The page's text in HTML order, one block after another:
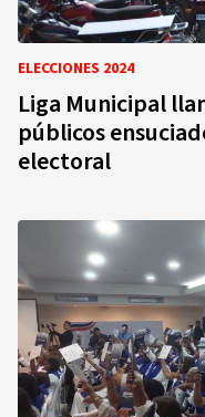
ELECCIONES 2024
Liga Municipal
públicos
electoral